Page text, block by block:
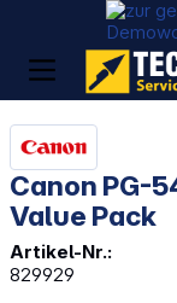
Canon PG-
Value Pack
Artikel-Nr.:
829929